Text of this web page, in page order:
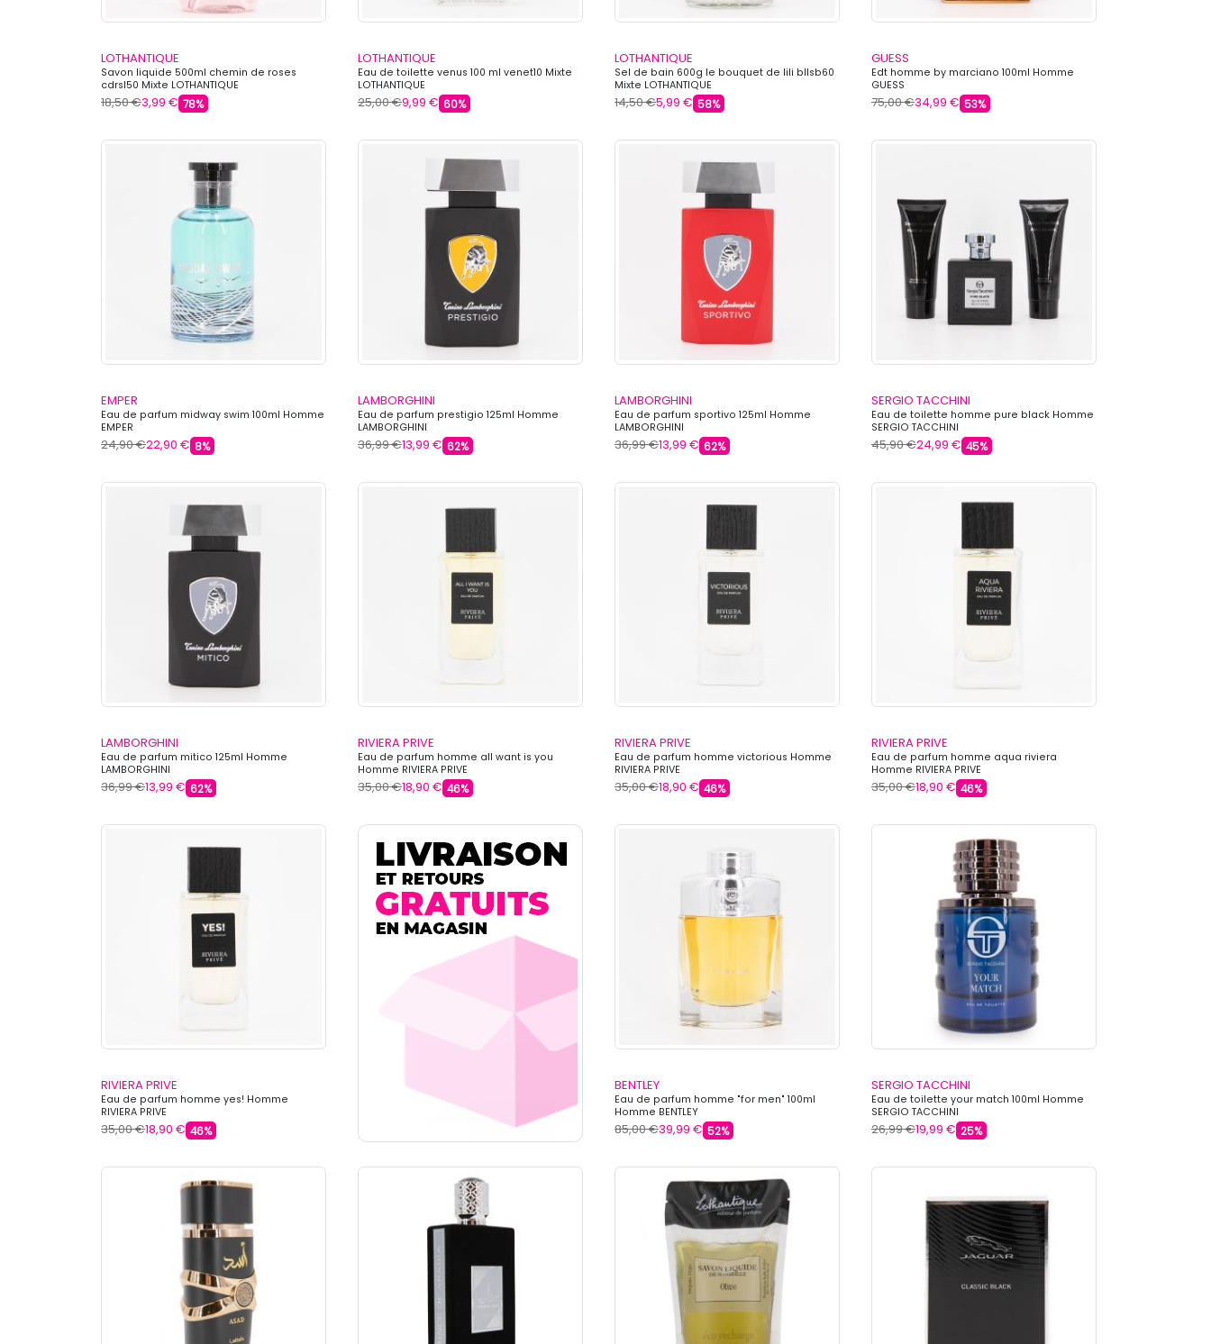
LOTHANTIQUE
Savon liquide 500ml chemin de roses
cdrsl50 Mixte LOTHANTIQUE
18,50 €3,99 € 78%
LOTHANTIQUE
Eau de toilette venus 100 ml venet10 Mixte
LOTHANTIQUE
25,00 €9,99 € 60%
LOTHANTIQUE
Sel de bain 600g le bouquet de lili bllsb60
Mixte LOTHANTIQUE
14,50 €5,99 € 58%
GUESS
Edt homme by marciano 100ml Homme
GUESS
75,00 €34,99 € 53%
EMPER
Eau de parfum midway swim 100ml Homme
EMPER
24,90 €22,90 € 8%
LAMBORGHINI
Eau de parfum prestigio 125ml Homme
LAMBORGHINI
36,99 €13,99 € 62%
LAMBORGHINI
Eau de parfum sportivo 125ml Homme
LAMBORGHINI
36,99 €13,99 € 62%
SERGIO TACCHINI
Eau de toilette homme pure black Homme
SERGIO TACCHINI
45,90 €24,99 € 45%
LAMBORGHINI
Eau de parfum mitico 125ml Homme
LAMBORGHINI
36,99 €13,99 € 62%
RIVIERA PRIVE
Eau de parfum homme all want is you
Homme RIVIERA PRIVE
35,00 €18,90 € 46%
RIVIERA PRIVE
Eau de parfum homme victorious Homme
RIVIERA PRIVE
35,00 €18,90 € 46%
RIVIERA PRIVE
Eau de parfum homme aqua riviera
Homme RIVIERA PRIVE
35,00 €18,90 € 46%
RIVIERA PRIVE
Eau de parfum homme yes! Homme
RIVIERA PRIVE
35,00 €18,90 € 46%
BENTLEY
Eau de parfum homme "for men" 100ml
Homme BENTLEY
85,00 €39,99 € 52%
SERGIO TACCHINI
Eau de toilette your match 100ml Homme
SERGIO TACCHINI
26,99 €19,99 € 25%